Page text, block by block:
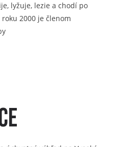
lyžuje, lezie a chodí po
2000 je členom